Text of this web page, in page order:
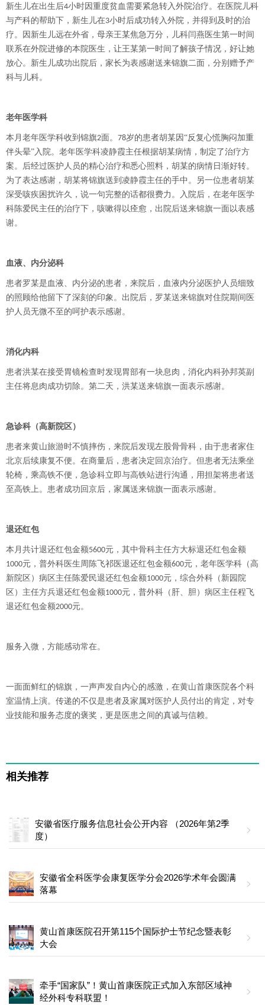
新生儿在出生后4小时因重度贫血需要紧急转入外院治疗。在医院儿科
与产科的帮助下，新生儿在3小时后成功转入外院，并得到及时的治
疗。因新生儿远在外省，母亲王某焦急万分，儿科闫燕医生第一时间
联系在外院进修的本院医生，让王某第一时间了解孩子情况，好让她
放心。新生儿成功出院后，家长为表感谢送来锦旗二面，分别赠予产
科与儿科。
老年医学科
本月老年医学科收到锦旗2面。 78岁的患者胡某因“反复心慌胸闷加重
伴头晕”入院。老年医学科凌静霞主任根据胡某病情，制定了治疗方
案。后经过医护人员的精心治疗和悉心照料，胡某的病情日渐好转。
为了表达感谢，胡某将锦旗送到凌静霞主任的手中。另一位患者胡某
深受咳疾困扰许久，说一句完整的话都很费力。入院后，在老年医学
科陈爱民主任的治疗下，咳嗽得以痊愈，出院后送来锦旗一面以表感
谢。
血液、内分泌科
患者罗某是血液、内分泌的患者，来院后，血液内分泌医护人员细致
的照顾给他留下了深刻的印象。出院后，罗某送来锦旗对住院期间医
护人员无微不至的呵护表示感谢。
消化内科
患者洪某在接受胃镜检查时发现胃部有一块息肉，消化内科孙邦英副
主任将息肉成功切除。第二天，洪某送来锦旗一面表示感谢。
急诊科（高新院区）
患者来黄山旅游时不慎摔伤，来院后发现左股骨骨科，由于患者家住
北京后续康复不便。在商量后，患者决定回京治疗。但患者无法乘坐
轮椅，乘高铁不便，急诊科立即与高铁站进行沟通，用担架将患者送
至高铁上。患者成功回京后，家属送来锦旗一面表示感谢。
退还红包
本月共计退还红包金额5600元，其中骨科主任方大标退还红包金额
1000元，普外科医生周陈飞祁医退还红包金额600元，老年医学科（高
新院区）病区主任陈爱民退还红包金额1000元，综合外科（新园院
区）主任方兵退还红包金额1000元，普外科（肝、胆）病区主任程飞
退还红包金额2000元。
服务入微，方能感动常在。
一面面鲜红的锦旗，一声声发自内心的感激，在黄山首康医院各个科
室温情上演。传递的不仅是患者及家属对医护人员付出的肯定，对专
业技能和服务态度的褒奖，更是医患之间的真诚与信赖。
相关推荐
安徽省医疗服务信息社会公开内容 （2026年第2季
度）
安徽省全科医学会康复医学分会2026学术年会圆满
落幕
黄山首康医院召开第115个国际护士节纪念暨表彰
大会
牵手“国家队”！黄山首康医院正式加入东部区域神
经外科专科联盟！